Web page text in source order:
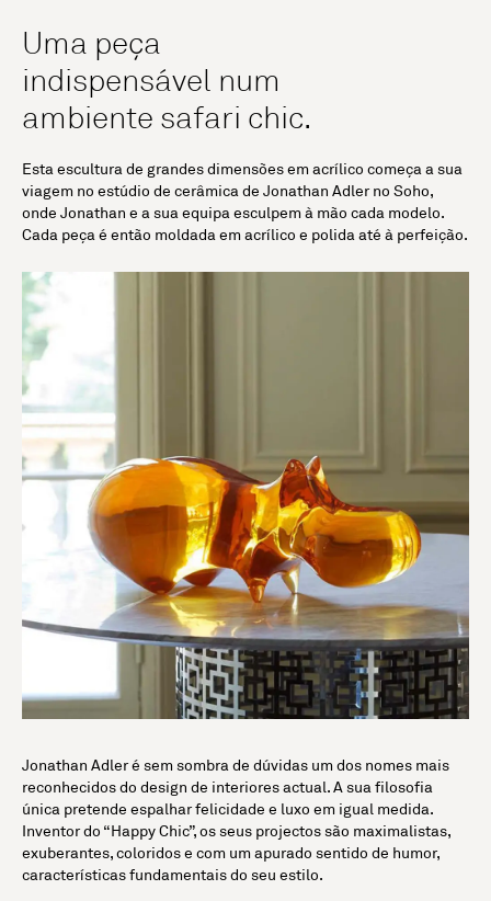
Uma peça
indispensável num
ambiente safari chic.
Esta escultura de grandes dimensões em acrílico começa a sua
viagem no estúdio de cerâmica de Jonathan Adler no Soho,
onde Jonathan e a sua equipa esculpem à mão cada modelo.
Cada peça é então moldada em acrílico e polida até à perfeição.
Jonathan Adler é sem sombra de dúvidas um dos nomes mais
reconhecidos do design de interiores actual. A sua filosofia
única pretende espalhar felicidade e luxo em igual medida.
Inventor do “Happy Chic”, os seus projectos são maximalistas,
exuberantes, coloridos e com um apurado sentido de humor,
características fundamentais do seu estilo.